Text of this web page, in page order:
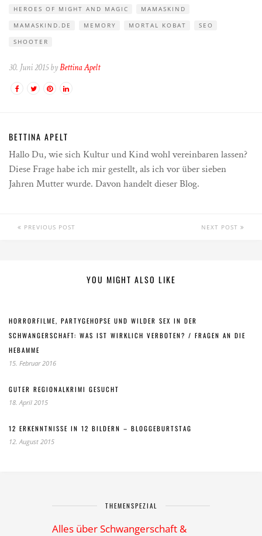
HEROES OF MIGHT AND MAGIC
MAMASKIND
MAMASKIND.DE
MEMORY MORTAL KOBAT
SEO
SHOOTER
30. Juni 2015 byBettina Apelt
BETTINA APELT
Hallo Du, wie sich Kultur und Kind wohl vereinbaren lassen?
Diese Frage habe ich mir gestellt, als ich vor über sieben
Jahren Mutter wurde. Davon handelt dieser Blog.
PREVIOUS POST NEXT POST
YOU MIGHT ALSO LIKE
HORRORFILME, PARTYGEHOPSE UND WILDER SEX IN DER
SCHWANGERSCHAFT: WAS IST WIRKLICH VERBOTEN? / FRAGEN AN DIE
HEBAMME
15. Februar 2016
GUTER REGIONALKRIMI GESUCHT
18. April 2015
12 ERKENNTNISSE IN 12 BILDERN – BLOGGEBURTSTAG
12. August 2015
THEMENSPEZIAL
Alles über Schwangerschaft &